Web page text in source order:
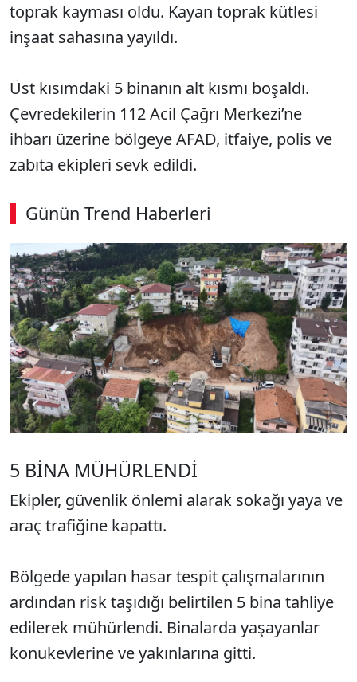
toprak kayması oldu. Kayan toprak kütlesi
inşaat sahasına yayıldı.
Üst kısımdaki 5 binanın alt kısmı boşaldı.
Çevredekilerin 112 Acil Çağrı Merkezi’ne
ihbarı üzerine bölgeye AFAD, itfaiye, polis ve
zabıta ekipleri sevk edildi.
Günün Trend Haberleri
5 BİNA MÜHÜRLENDİ
Ekipler, güvenlik önlemi alarak sokağı yaya ve
araç trafiğine kapattı.
Bölgede yapılan hasar tespit çalışmalarının
ardından risk taşıdığı belirtilen 5 bina tahliye
edilerek mühürlendi. Binalarda yaşayanlar
konukevlerine ve yakınlarına gitti.